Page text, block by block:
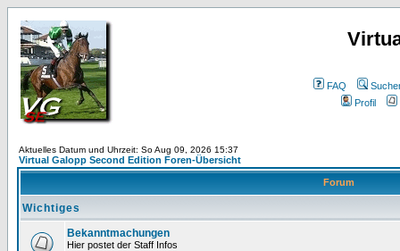
FAQ
Profil
Aktuelles Datum und Uhrzeit: So Aug 09, 2026 15:37
Virtual Galopp Second Edition Foren-Übersicht
Forum
Wichtiges
Bekanntmachungen
Hier postet der Staff Infos